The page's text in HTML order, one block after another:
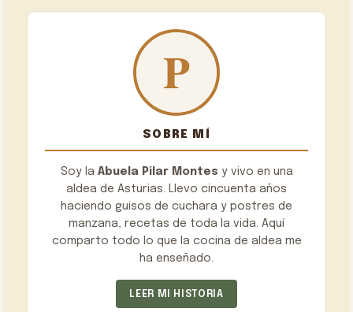
SOBRE MÍ
Soy la Abuela Pilar Montes y vivo en una
aldea de Asturias. Llevo cincuenta años
haciendo guisos de cuchara y postres de
manzana, recetas de toda la vida. Aquí
comparto todo lo que la cocina de aldea me
ha enseñado.
LEER MI HISTORIA